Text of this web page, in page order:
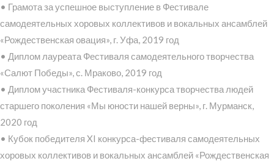
• Грамота за успешное выступление в Фестивале
самодеятельных хоровых коллективов и вокальных ансамблей
«Рождественская овация», г. Уфа, 2019 год
• Диплом лауреата Фестиваля самодеятельного творчества
«Салют Победы», с. Мраково, 2019 год
• Диплом участника Фестиваля-конкурса творчества людей
старшего поколения «Мы юности нашей верны», г. Мурманск,
2020 год
• Кубок победителя XI конкурса-фестиваля самодеятельных
хоровых коллективов и вокальных ансамблей «Рождественская